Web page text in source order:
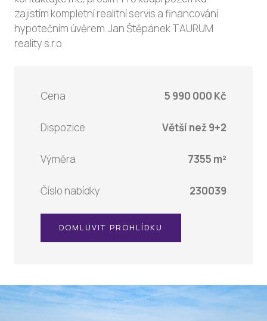
zajistím kompletní realitní servis a financování
hypotečním úvěrem. Jan Štěpánek TAURUM
reality s.r.o.
Cena 5 990 000 Kč
Dispozice Větší než 9+2
Výměra 7355 m²
Číslo nabídky 230039
DOMLUVIT PROHLÍDKU